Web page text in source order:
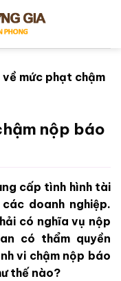
về mức phạt chậm
nộp báo
cấp tình hình tài
doanh nghiệp.
có nghĩa vụ nộp
có thẩm quyền
vi chậm nộp báo
thế nào?